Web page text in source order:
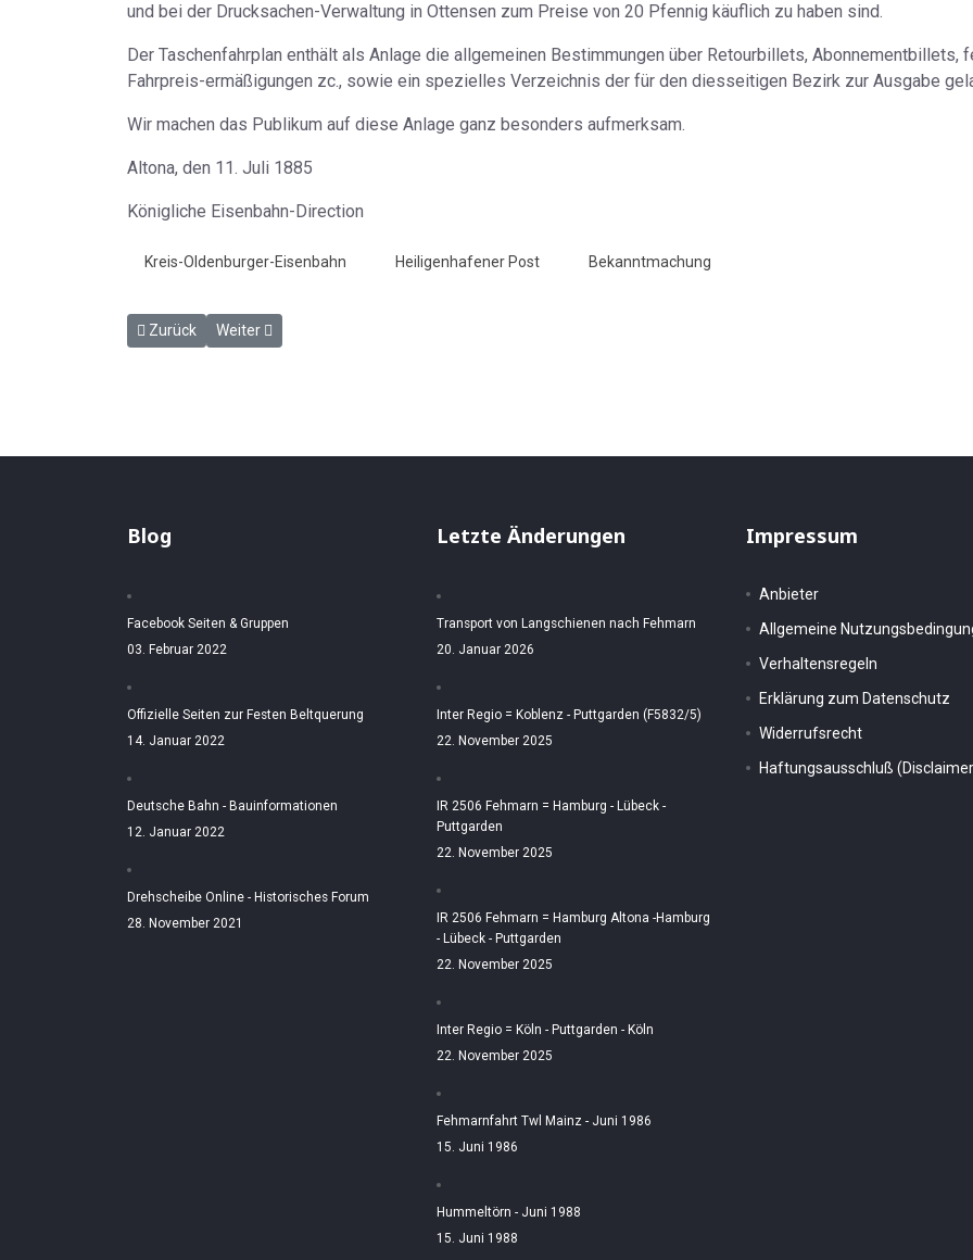
und bei der Drucksachen-Verwaltung in Ottensen zum Preise von 20 Pfennig käuflich zu haben sind.
Der Taschenfahrplan enthält als Anlage die allgemeinen Bestimmungen über Retourbillets, Abonnementbillets,
Fahrpreis-ermäßigungen zc., sowie ein spezielles Verzeichnis der für den diesseitigen Bezirk zur Ausgabe
Wir machen das Publikum auf diese Anlage ganz besonders aufmerksam.
Altona, den 11. Juli 1885
Königliche Eisenbahn-Direction
Kreis-Oldenburger-Eisenbahn Heiligenhafener Post Bekanntmachung
Vorheriger Beitrag: Eisenbahnfahrplan vom 1. Juni - HP 30.5.1885
Zurück Nächster Beitrag: Neuer Taschenfahrplan - HP 21.10.1885
Weiter
Blog
Facebook Seiten & Gruppen
03. Februar 2022
Offizielle Seiten zur Festen Beltquerung
14. Januar 2022
Deutsche Bahn - Bauinformationen
12. Januar 2022
Drehscheibe Online - Historisches Forum
28. November 2021
Letzte Änderungen
Transport von Langschienen nach Fehmarn
20. Januar 2026
Inter Regio = Koblenz - Puttgarden (F5832/5)
22. November 2025
IR 2506 Fehmarn = Hamburg - Lübeck -
Puttgarden
22. November 2025
IR 2506 Fehmarn = Hamburg Altona -Hamburg
- Lübeck - Puttgarden
22. November 2025
Inter Regio = Köln - Puttgarden - Köln
22. November 2025
Fehmarnfahrt Twl Mainz - Juni 1986
15. Juni 1986
Hummeltörn - Juni 1988
15. Juni 1988
Impressum
Anbieter
Allgemeine
Verhaltensregeln
Erklärung zum Datenschutz
Widerrufsrecht
Haftungsausschluß